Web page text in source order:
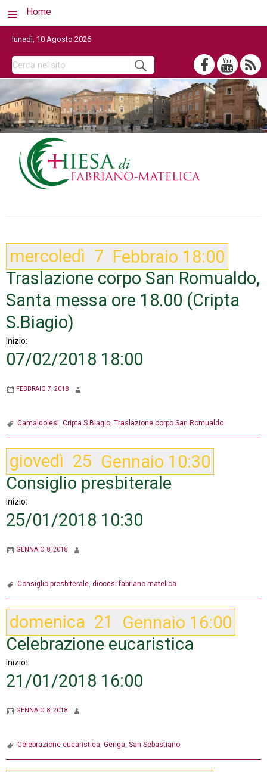
Home
lunedì, 10 Agosto 2026
mercoledì 7 Febbraio 18:00
Traslazione corpo San Romualdo,
Santa messa ore 18.00 (Cripta
S.Biagio)
Inizio:
07/02/2018 18:00
FEBBRAIO 7, 2018
Camaldolesi, Cripta S.Biagio, Traslazione corpo San Romualdo
giovedì 25 Gennaio 10:30
Consiglio presbiterale
Inizio:
25/01/2018 10:30
GENNAIO 8, 2018
Consiglio presbiterale, diocesi fabriano matelica
domenica 21 Gennaio 16:00
Celebrazione eucaristica
Inizio:
21/01/2018 16:00
GENNAIO 8, 2018
Celebrazione eucaristica, Genga, San Sebastiano